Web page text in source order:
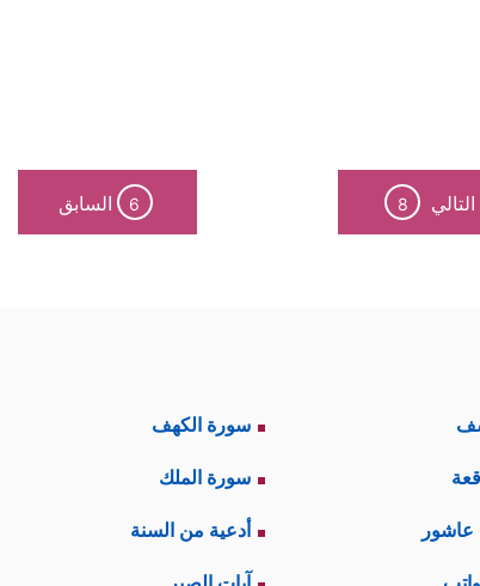
التالي 8
6 السابق
سورة الكهف
سورة الملك
عاشور أدعية من السنة